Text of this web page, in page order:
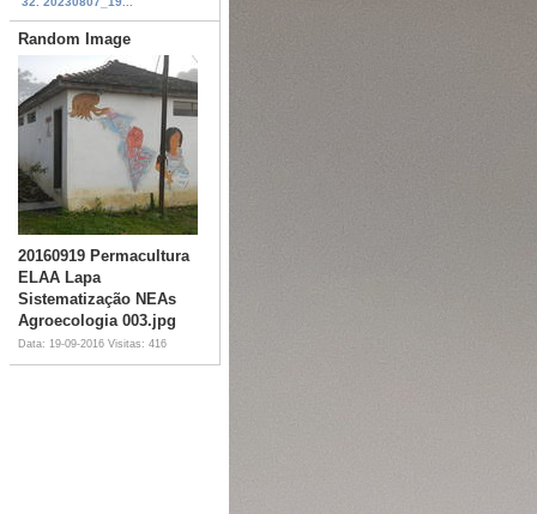
Random Image
20160919 Permacultura
ELAA Lapa
Sistematização NEAs
Agroecologia 003.jpg
Data: 19-09-2016 Visitas: 416